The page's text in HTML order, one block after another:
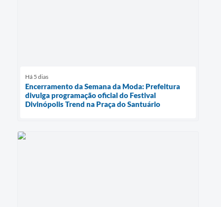
Há 5 dias
Encerramento da Semana da Moda: Prefeitura
divulga programação oficial do Festival
Divinópolis Trend na Praça do Santuário